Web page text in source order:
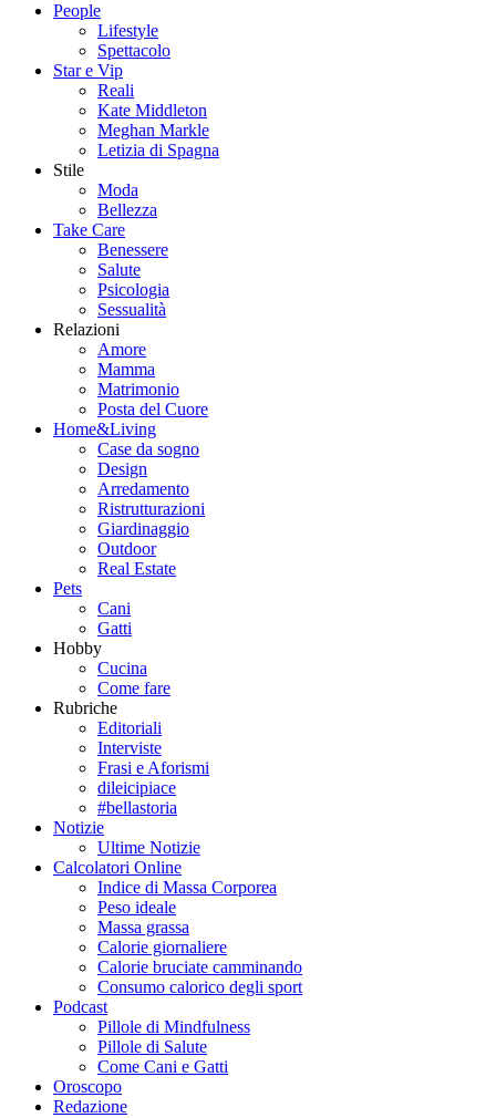
People
Lifestyle
Spettacolo
Star e Vip
Reali
Kate Middleton
Meghan Markle
Letizia di Spagna
Stile
Moda
Bellezza
Take Care
Benessere
Salute
Psicologia
Sessualità
Relazioni
Amore
Mamma
Matrimonio
Posta del Cuore
Home&Living
Case da sogno
Design
Arredamento
Ristrutturazioni
Giardinaggio
Outdoor
Real Estate
Pets
Cani
Gatti
Hobby
Cucina
Come fare
Rubriche
Editoriali
Interviste
Frasi e Aforismi
dileicipiace
#bellastoria
Notizie
Ultime Notizie
Calcolatori Online
Indice di Massa Corporea
Peso ideale
Massa grassa
Calorie giornaliere
Calorie bruciate camminando
Consumo calorico degli sport
Podcast
Pillole di Mindfulness
Pillole di Salute
Come Cani e Gatti
Oroscopo
Redazione